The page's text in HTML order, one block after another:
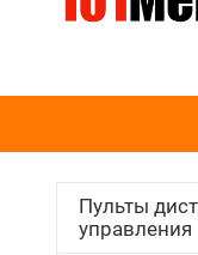
Пульты
управления